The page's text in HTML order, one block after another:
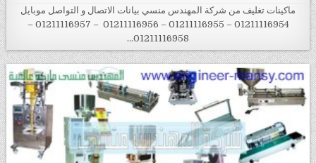
ماكينات تغليف من شركة المهندس منسي بيانات الاتصال و التواصل موبايل
01211116954 – 01211116955 – 01211116956 – 01211116957 –
01211116958…